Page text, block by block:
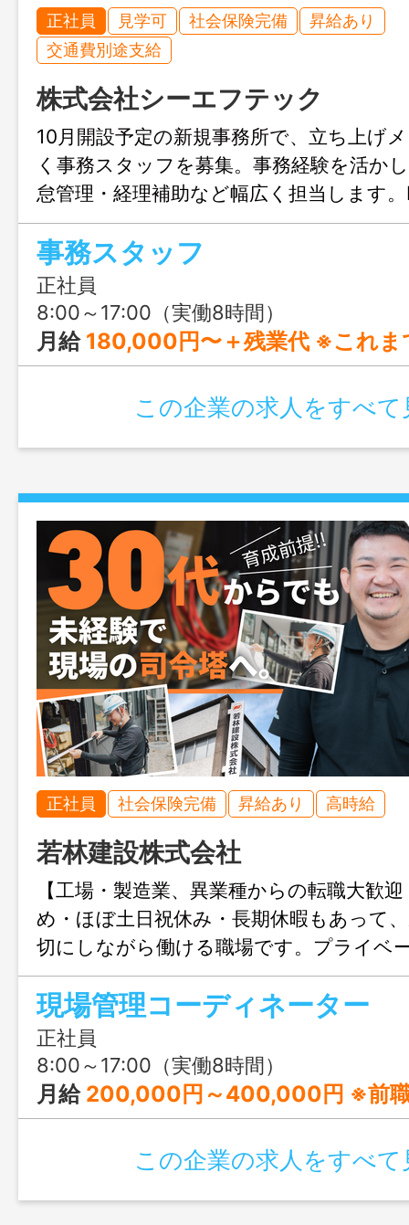
正社員 見学可 社会保険完備
昇給あり
交通費別途支給
株式会社シーエフテック
10月開設予定の新規事務所で、立ち上げ
く事務スタッフを募集。事務経験を活か
怠管理・経理補助など幅広く担当します
や動画編集、AI活用にも挑戦できる、前
りの仕事です。
事務スタッフ
正社員
8:00～17:00（実働8時間）
月給 180,000円〜＋残業代 ※これまでのご経験やスキルを考慮
この企業の求人をすべて
正社員 社会保険完備 昇給あり 高時給
若林建設株式会社
【工場・製造業、異業種からの転職大歓
め・ほぼ土日祝休み・長期休暇もあって
切にしながら働ける職場です。プライベ
たい30代社員が多数活躍中！
現場管理コーディネーター
正社員
8:00～17:00（実働8時間）
月給 200,000円～400,000円 ※前職の経験や年齢、能力をしっ
この企業の求人をすべて